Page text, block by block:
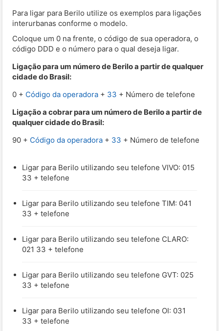
Para ligar para Berilo utilize os exemplos para ligações
interurbanas conforme o modelo.
Coloque um 0 na frente, o código de sua operadora, o
código DDD e o número para o qual deseja ligar.
Ligação para um número de Berilo a partir de qualquer
cidade do Brasil:
0 + Código da operadora + 33 + Número de telefone
Ligação a cobrar para um número de Berilo a partir de
qualquer cidade do Brasil:
90 + Código da operadora + 33 + Número de telefone
Ligar para Berilo utilizando seu telefone VIVO: 015
33 + telefone
Ligar para Berilo utilizando seu telefone TIM: 041
33 + telefone
Ligar para Berilo utilizando seu telefone CLARO:
021 33 + telefone
Ligar para Berilo utilizando seu telefone GVT: 025
33 + telefone
Ligar para Berilo utilizando seu telefone OI: 031
33 + telefone